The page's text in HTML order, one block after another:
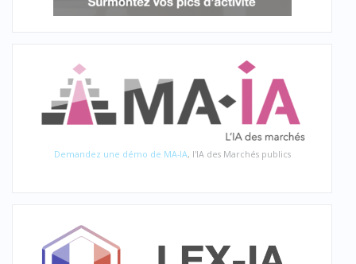
Demandez une démo de MA-IA, l'IA des Marchés publics